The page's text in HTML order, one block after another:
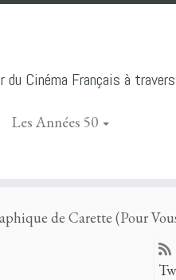
du Cinéma Français à
Les Années 50
de Carette (Pour